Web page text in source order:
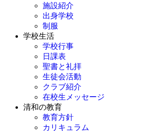
施設紹介
出身学校
制服
学校生活
学校行事
日課表
聖書と礼拝
生徒会活動
クラブ紹介
在校生メッセージ
清和の教育
教育方針
カリキュラム